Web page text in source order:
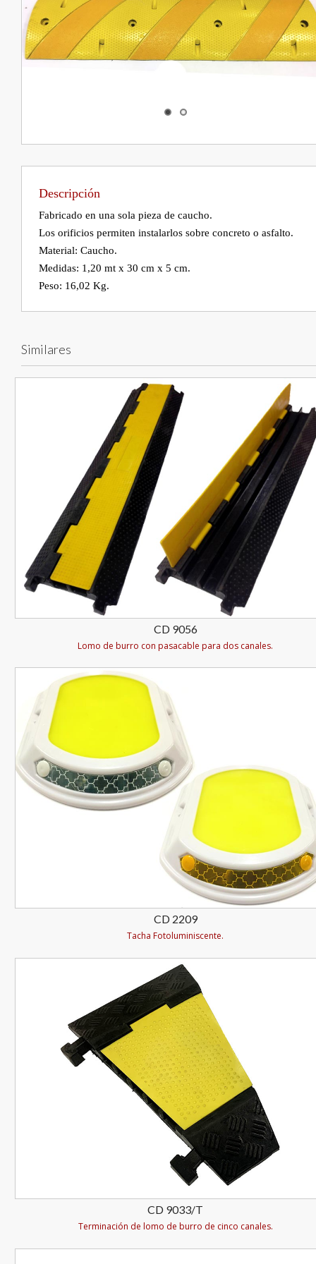
Descripción
Fabricado en una sola pieza de caucho.
Los orificios permiten instalarlos sobre concreto o asfalto.
Material: Caucho.
Medidas: 1,20 mt x 30 cm x 5 cm.
Similares
CD 9056
Lomo de burro con pasacable para dos canales.
CD 2209
Tacha Fotoluminiscente.
CD 9033/T
Terminación de lomo de burro de cinco canales.